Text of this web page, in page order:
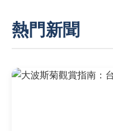
熱門新聞